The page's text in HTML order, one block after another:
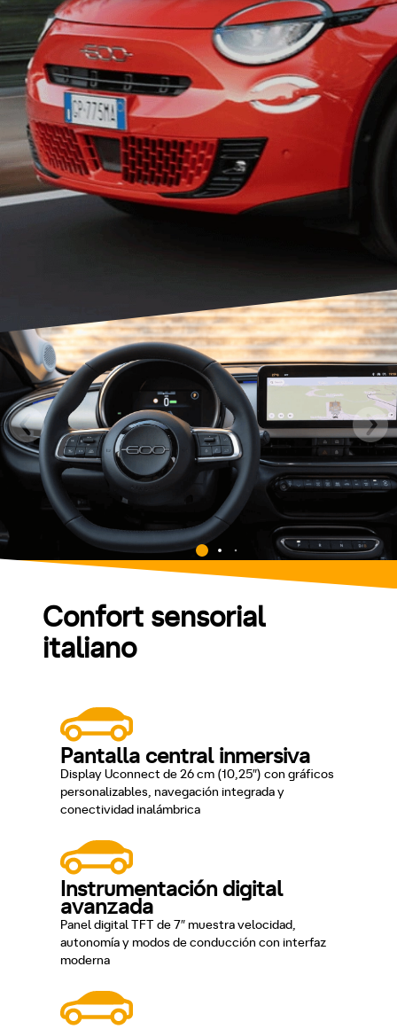
Confort sensorial
italiano
Pantalla central inmersiva
Display Uconnect de 26 cm (10,25″) con gráficos
personalizables, navegación integrada y
conectividad inalámbrica
Instrumentación digital
avanzada
Panel digital TFT de 7″ muestra velocidad,
autonomía y modos de conducción con interfaz
moderna